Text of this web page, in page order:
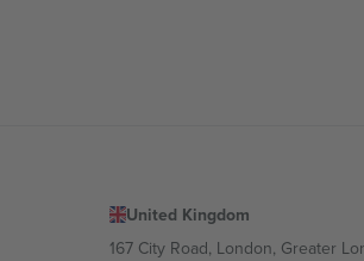
United Kingdom
167 City Road, London, Greater